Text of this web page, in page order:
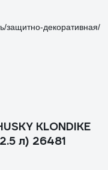
защитно-декоративная/
KLONDIKE
л) 26481